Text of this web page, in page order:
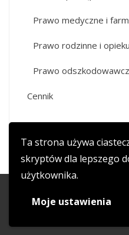
Ta strona używa
skryptów dla lepszego
użytkownika.
Moje ustawienia
Prawo medyczne i
Prawo rodzinne i
Prawo
Cennik
copyright 2017